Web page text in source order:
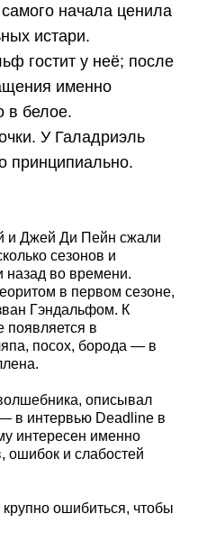
начала ценила
истари.
гостит у неё; после
именно
в белое.
У Галадриэль
принципиально.
и Джей Ди Пейн сжали
сезонов и
назад во времени.
в первом сезоне,
Гэндальфом. К
появляется в
посох, борода — в
описывал
— в интервью Deadline в
интересен именно
ошибок и слабостей
ошибиться, чтобы